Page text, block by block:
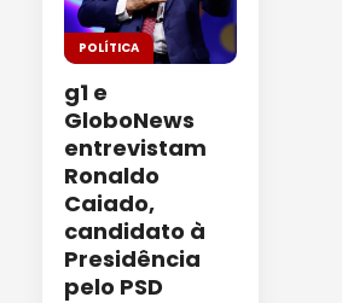
POLÍTICA
g1 e
GloboNews
entrevistam
Ronaldo
Caiado,
candidato à
Presidência
pelo PSD